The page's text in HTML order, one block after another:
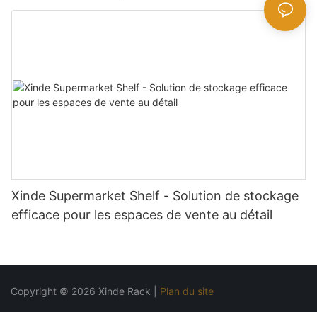
Disponible
Xinde Supermarket Shelf - Solution de stockage
efficace pour les espaces de vente au détail
Copyright © 2026 Xinde Rack | Plan du site